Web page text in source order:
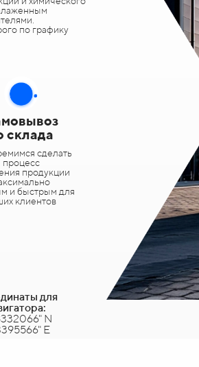
по графику
склада
сделать
процесс
продукции
и быстрым для
клиентов
для
N
E